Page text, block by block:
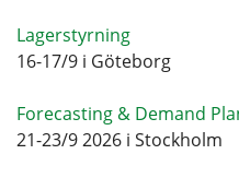
Lagerstyrning
16-17/9 i Göteborg
Forecasting & Demand
21-23/9 2026 i Stockholm